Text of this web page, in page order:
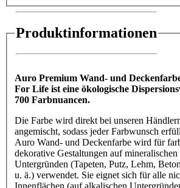
Produktinformationen
Auro Premium Wand- und
For Life ist eine ökologische
700 Farbnuancen.
Die Farbe wird direkt bei unseren
angemischt, sodass jeder Farbwunsch
Auro Wand- und Deckenfarbe wird für
dekorative Gestaltungen auf
Untergründen (Tapeten, Putz, Lehm,
u. ä.) verwendet. Sie eignet sich für alle
Innenflächen (auf alkalischen